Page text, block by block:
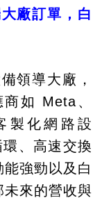
廠訂單，白
領導大廠，
如 Meta、
製化網路設
、高速交換
強勁以及白
未來的營收與